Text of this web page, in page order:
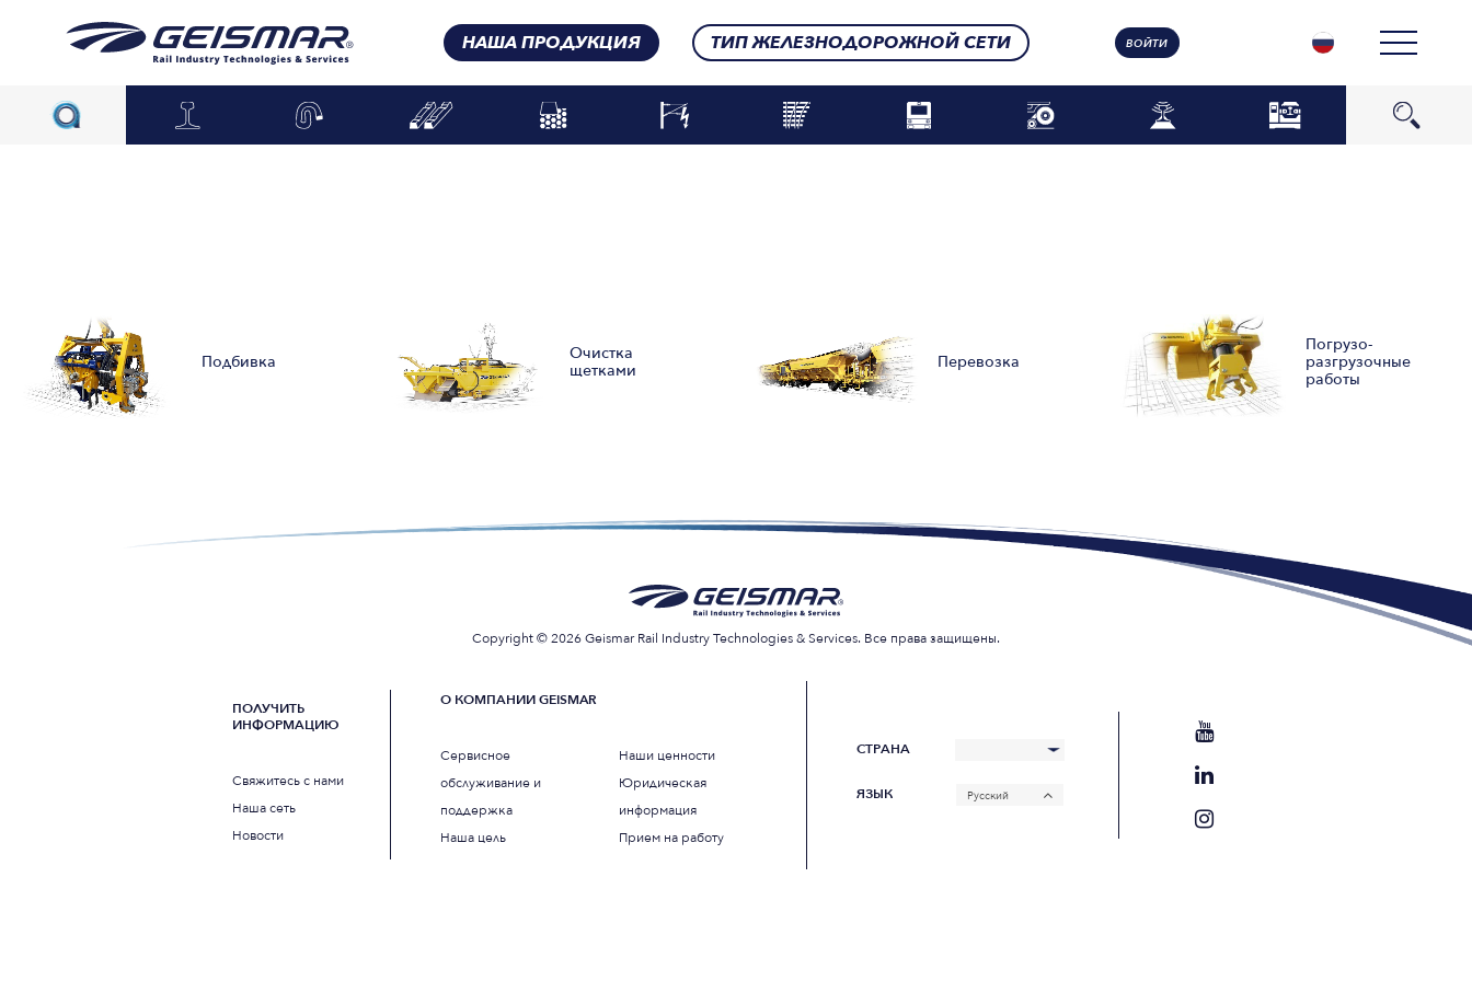
НАША ПРОДУКЦИЯ ТИП ЖЕЛЕЗНОДОРОЖНОЙ СЕТИ ВОЙТИ
Подбивка
Очистка
щетками
Перевозка
Погрузо-
разгрузочные
работы
Copyright © 2026 Geismar Rail Industry Technologies & Services. Все права защищены.
ПОЛУЧИТЬ
ИНФОРМАЦИЮ
Свяжитесь с нами
Наша сеть
Новости
О КОМПАНИИ GEISMAR
Сервисное
обслуживание и
поддержка
Наши ценности
Юридическая
информация
Наша цель
Прием на работу
СТРАНА
ЯЗЫК Русский